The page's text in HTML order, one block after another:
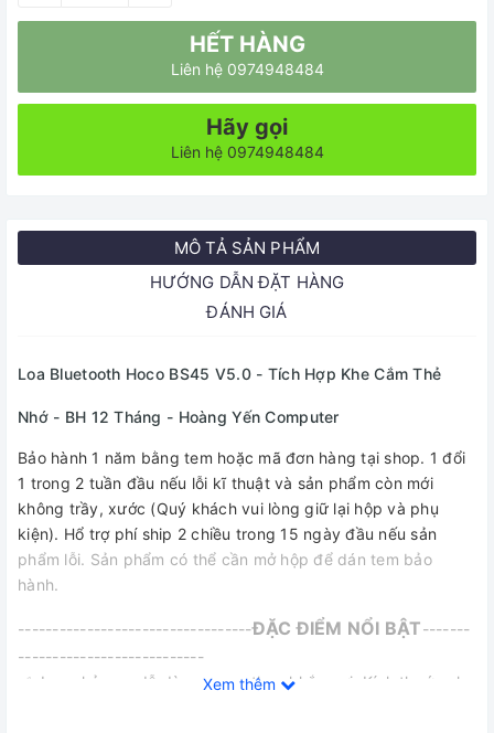
HẾT HÀNG
Liên hệ 0974948484
Hãy gọi
Liên hệ 0974948484
MÔ TẢ SẢN PHẨM
HƯỚNG DẪN ĐẶT HÀNG
ĐÁNH GIÁ
Loa Bluetooth Hoco BS45 V5.0 - Tích Hợp Khe Cắm Thẻ
Nhớ - BH 12 Tháng - Hoàng Yến Computer
Bảo hành 1 năm bằng tem hoặc mã đơn hàng tại shop. 1 đổi
1 trong 2 tuần đầu nếu lỗi kĩ thuật và sản phẩm còn mới
không trầy, xước (Quý khách vui lòng giữ lại hộp và phụ
kiện). Hổ trợ phí ship 2 chiều trong 15 ngày đầu nếu sản
phẩm lỗi. Sản phẩm có thể cần mở hộp để dán tem bảo
hành.
----------------------------------ĐẶC ĐIỂM NỔI BẬT-------
---------------------------
✅ Loa nhỏ gọn dễ dàng mang theo khắp nơi. Kích thước như
Xem thêm